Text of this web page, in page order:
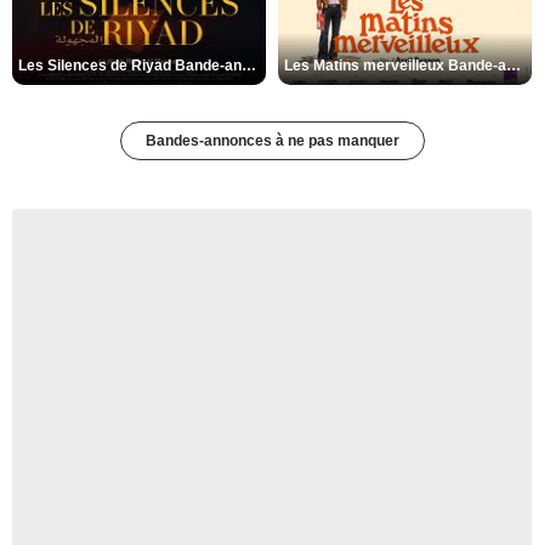
Les Silences de Riyad Bande-annonce VO STFR Les Matins merveilleux Bande-annonce VF
Bandes-annonces à ne pas manquer